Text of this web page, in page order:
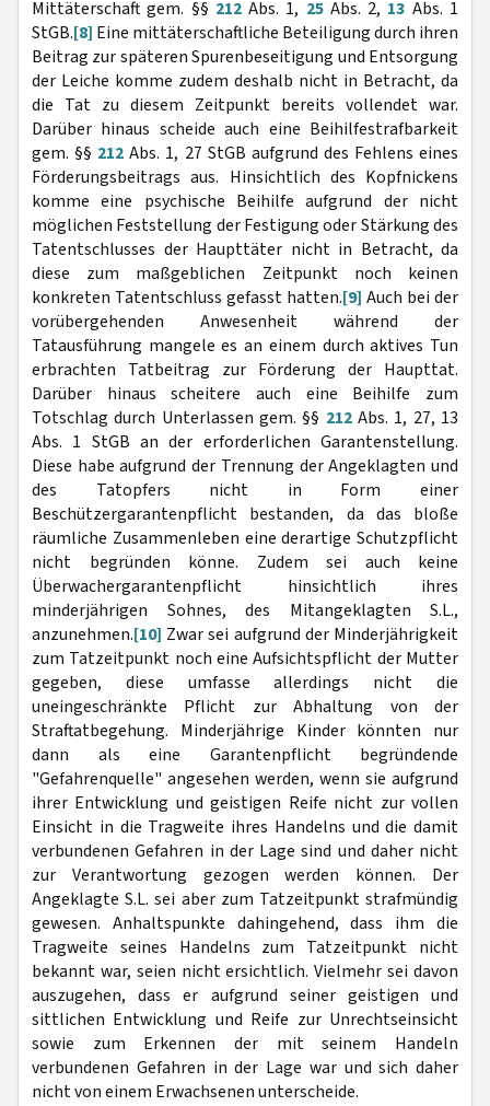
Mittäterschaft gem. §§ 212Abs. 1, 25Abs. 2, 13 Abs. 1
StGB.[8] Eine mittäterschaftliche Beteiligung durch ihren
Beitrag zur späteren Spurenbeseitigung und Entsorgung
der Leiche komme zudem deshalb nicht in Betracht, da
die Tat zu diesem Zeitpunkt bereits vollendet war.
Darüber hinaus scheide auch eine Beihilfestrafbarkeit
gem. §§ 212 Abs. 1, 27 StGB aufgrund des Fehlens eines
Förderungsbeitrags aus. Hinsichtlich des Kopfnickens
komme eine psychische Beihilfe aufgrund der nicht
möglichen Feststellung der Festigung oder Stärkung des
Tatentschlusses der Haupttäter nicht in Betracht, da
diese zum maßgeblichen Zeitpunkt noch keinen
konkreten Tatentschluss gefasst hatten.[9] Auch bei der
vorübergehenden Anwesenheit während der
Tatausführung mangele es an einem durch aktives Tun
erbrachten Tatbeitrag zur Förderung der Haupttat.
Darüber hinaus scheitere auch eine Beihilfe zum
Totschlag durch Unterlassen gem. §§ 212Abs. 1, 27, 13
Abs. 1 StGB an der erforderlichen Garantenstellung.
Diese habe aufgrund der Trennung der Angeklagten und
des Tatopfers nicht in Form einer
Beschützergarantenpflicht bestanden, da das bloße
räumliche Zusammenleben eine derartige Schutzpflicht
nicht begründen könne. Zudem sei auch keine
Überwachergarantenpflicht hinsichtlich ihres
minderjährigen Sohnes, des Mitangeklagten S.L.,
anzunehmen.[10] Zwar sei aufgrund der Minderjährigkeit
zum Tatzeitpunkt noch eine Aufsichtspflicht der Mutter
gegeben, diese umfasse allerdings nicht die
uneingeschränkte Pflicht zur Abhaltung von der
Straftatbegehung. Minderjährige Kinder könnten nur
dann als eine Garantenpflicht begründende
"Gefahrenquelle" angesehen werden, wenn sie aufgrund
ihrer Entwicklung und geistigen Reife nicht zur vollen
Einsicht in die Tragweite ihres Handelns und die damit
verbundenen Gefahren in der Lage sind und daher nicht
zur Verantwortung gezogen werden können. Der
Angeklagte S.L. sei aber zum Tatzeitpunkt strafmündig
gewesen. Anhaltspunkte dahingehend, dass ihm die
Tragweite seines Handelns zum Tatzeitpunkt nicht
bekannt war, seien nicht ersichtlich. Vielmehr sei davon
auszugehen, dass er aufgrund seiner geistigen und
sittlichen Entwicklung und Reife zur Unrechtseinsicht
sowie zum Erkennen der mit seinem Handeln
verbundenen Gefahren in der Lage war und sich daher
nicht von einem Erwachsenen unterscheide.